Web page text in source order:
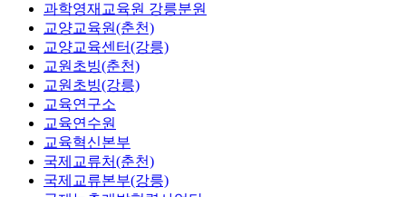
과학영재교육원 강릉분원
교양교육원(춘천)
교양교육센터(강릉)
교원초빙(춘천)
교원초빙(강릉)
교육연구소
교육연수원
교육혁신본부
국제교류처(춘천)
국제교류본부(강릉)